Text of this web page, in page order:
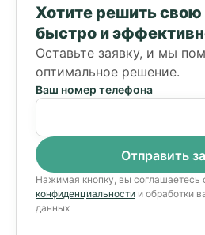
Хотите решить
быстро и
Оставьте заявку, и мы
оптимальное решение.
Ваш номер телефона
Нажимая кнопку, вы соглашаетесь
конфиденциальности и обработки
данных